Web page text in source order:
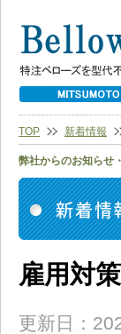
TOP 新着情報
弊社からのお知らせ
雇用対
更新日：